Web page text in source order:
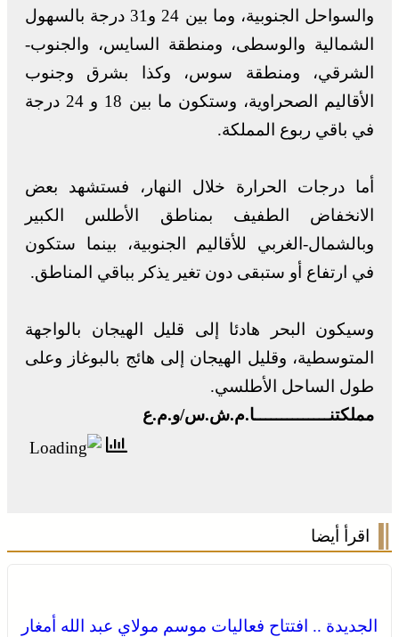
والسواحل الجنوبية، وما بين 24 و31 درجة بالسهول
الشمالية والوسطى، ومنطقة السايس، والجنوب-
الشرقي، ومنطقة سوس، وكذا بشرق وجنوب
الأقاليم الصحراوية، وستكون ما بين 18 و 24 درجة
في باقي ربوع المملكة.
أما درجات الحرارة خلال النهار، فستشهد بعض
الانخفاض الطفيف بمناطق الأطلس الكبير
وبالشمال-الغربي للأقاليم الجنوبية، بينما ستكون
في ارتفاع أو ستبقى دون تغير يذكر بباقي المناطق.
وسيكون البحر هادئا إلى قليل الهيجان بالواجهة
المتوسطية، وقليل الهيجان إلى هائج بالبوغاز وعلى
طول الساحل الأطلسي.
مملكتنــــــــــــــا.م.ش.س/و.م.ع
اقرأ أيضا
الجديدة .. افتتاح فعاليات موسم مولاي عبد الله أمغار